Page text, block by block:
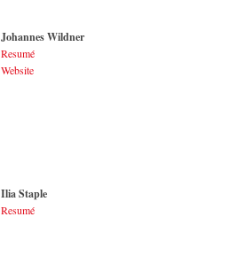
Johannes Wildner
Resumé
Website
Ilia Staple
Resumé